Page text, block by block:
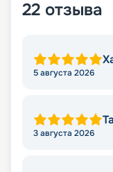
22 отзыва
5 августа 2026
3 августа 2026